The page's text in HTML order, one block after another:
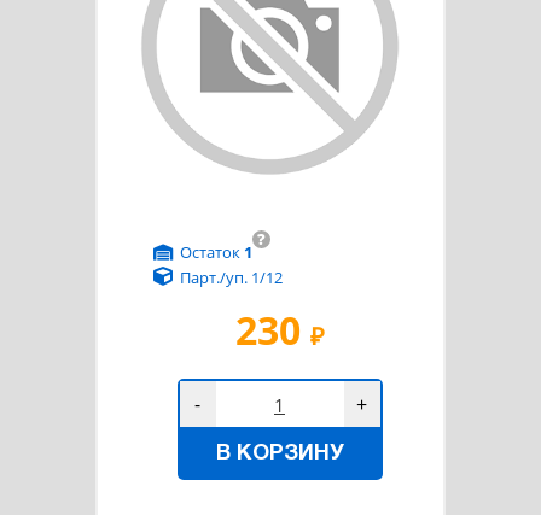
230 ₽
?
Остаток 1
Парт./уп. 1/12
- +
В КОРЗИНУ